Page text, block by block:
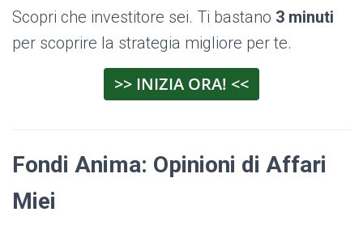
Scopri che investitore sei. Ti bastano 3 minuti
per scoprire la strategia migliore per te.
>> INIZIA ORA! <<
Fondi Anima: Opinioni di Affari
Miei